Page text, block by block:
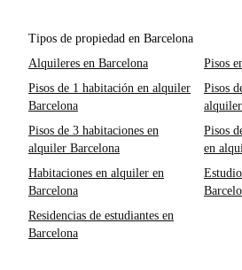
Tipos de propiedad en Barcelona
Alquileres en Barcelona
Pisos
Pisos de 1 habitación en alquiler
Barcelona
Pisos
Pisos de 3 habitaciones en
alquiler Barcelona
Pisos
en
Habitaciones en alquiler en
Barcelona
Residencias de estudiantes en
Barcelona